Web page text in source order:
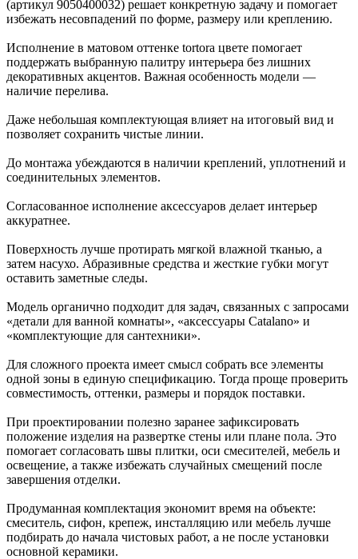
(артикул 9050400032) решает конкретную задачу и помогает
избежать несовпадений по форме, размеру или креплению.
Исполнение в матовом оттенке tortora цвете помогает
поддержать выбранную палитру интерьера без лишних
декоративных акцентов. Важная особенность модели —
наличие перелива.
Даже небольшая комплектующая влияет на итоговый вид и
позволяет сохранить чистые линии.
До монтажа убеждаются в наличии креплений, уплотнений и
соединительных элементов.
Согласованное исполнение аксессуаров делает интерьер
аккуратнее.
Поверхность лучше протирать мягкой влажной тканью, а
затем насухо. Абразивные средства и жесткие губки могут
оставить заметные следы.
Модель органично подходит для задач, связанных с запросами
«детали для ванной комнаты», «аксессуары Catalano» и
«комплектующие для сантехники».
Для сложного проекта имеет смысл собрать все элементы
одной зоны в единую спецификацию. Тогда проще проверить
совместимость, оттенки, размеры и порядок поставки.
При проектировании полезно заранее зафиксировать
положение изделия на развертке стены или плане пола. Это
помогает согласовать швы плитки, оси смесителей, мебель и
освещение, а также избежать случайных смещений после
завершения отделки.
Продуманная комплектация экономит время на объекте:
смеситель, сифон, крепеж, инсталляцию или мебель лучше
подбирать до начала чистовых работ, а не после установки
основной керамики.